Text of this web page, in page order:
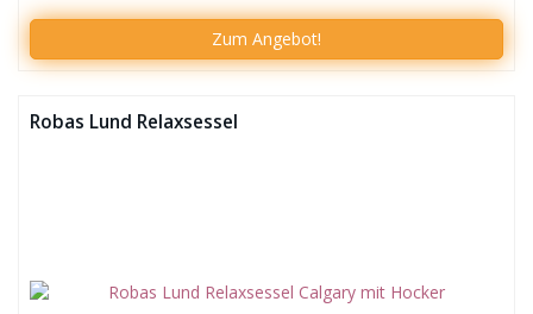
Zum Angebot!
Robas Lund Relaxsessel